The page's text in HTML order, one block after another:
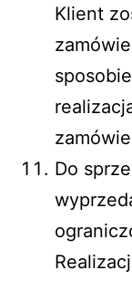
Klient
Do